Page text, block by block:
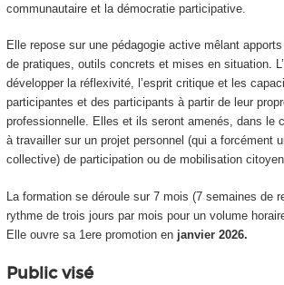
communautaire et la démocratie participative.
Elle repose sur une pédagogie active mêlant
de pratiques, outils concrets et mises en situation.
développer la réflexivité, l’esprit critique et les
participantes et des participants à partir de leur
professionnelle. Elles et ils seront amenés, dans le
à travailler sur un projet personnel (qui a forcément
collective) de participation ou de mobilisation
La formation se déroule sur 7 mois (7 semaines de
rythme de trois jours par mois pour un volume
Elle ouvre sa 1ere promotion en janvier 2026.
Public visé